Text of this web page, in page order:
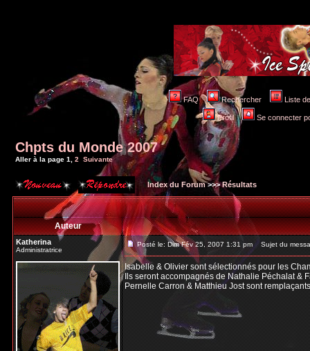
FAQ Rechercher Liste
Profil Se connecter
Chpts du Monde 2007
Aller à la page 1 2 Suivante
Index du Forum>>>Résultats
Auteur
Katherina
Administratrice
Posté le: Dim Fév 25, 2007 1:31 pm Sujet du
Isabelle & Olivier sont sélectionnés pour les
Ils seront accompagnés de Nathalie Péchalat &
Pernelle Carron & Matthieu Jost sont